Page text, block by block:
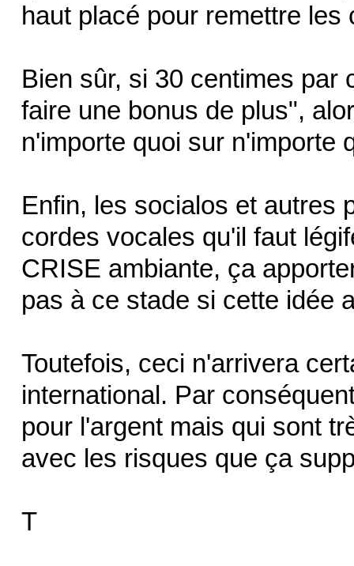
haut placé pour remettre
Bien sûr, si 30 centimes par
faire une bonus de plus",
n'importe quoi sur n'importe
Enfin, les socialos et autres
cordes vocales qu'il faut
CRISE ambiante, ça
pas à ce stade si cette idée
Toutefois, ceci n'arrivera
international. Par
pour l'argent mais qui sont
avec les risques que ça
T